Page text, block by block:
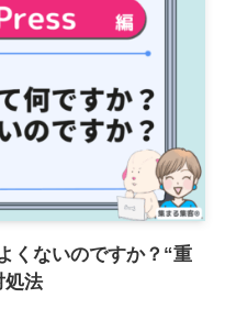
くないのですか？“重
処法